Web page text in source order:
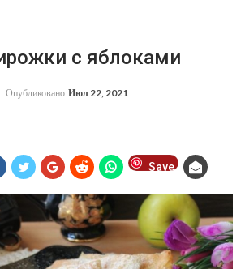
с яблоками
Опубликовано Июл 22, 2021
Save